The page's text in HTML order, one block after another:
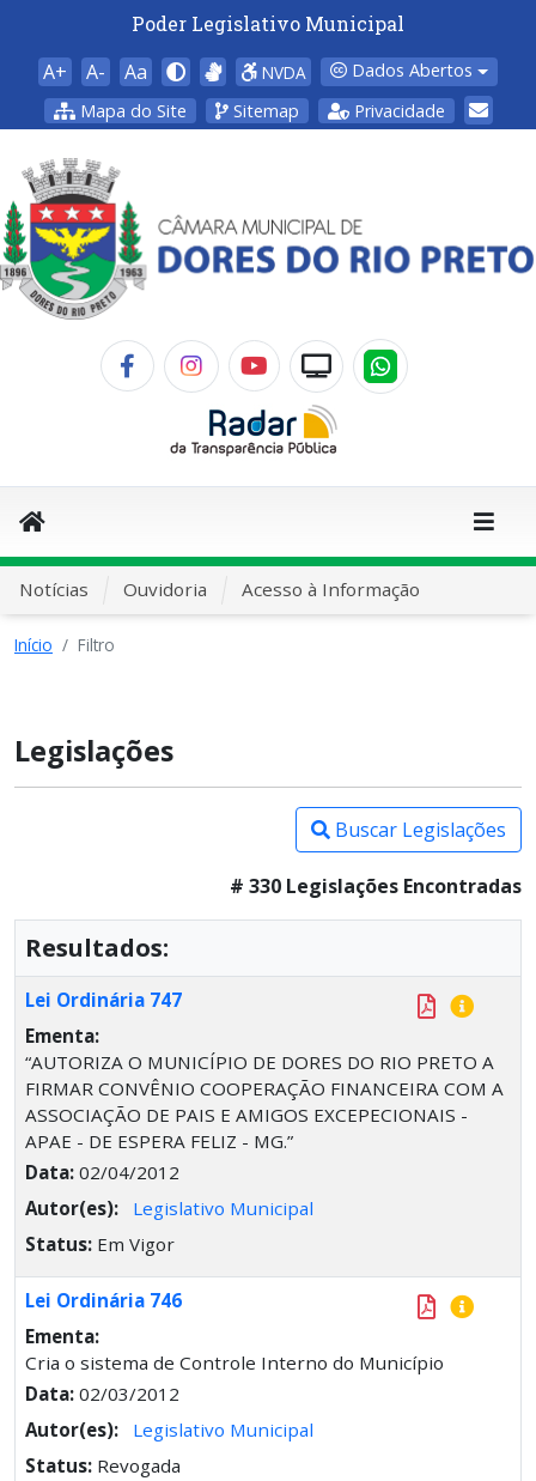
Poder Legislativo Municipal
A+ A- Aa NVDA
Dados Abertos
Mapa do Site
Sitemap Privacidade
Notícias Ouvidoria Acesso à Informação
Início Filtro
Legislações
Buscar Legislações
# 330 Legislações Encontradas
Resultados:
Lei Ordinária 747
Ementa:
“AUTORIZA O MUNICÍPIO DE DORES DO RIO PRETO A
FIRMAR CONVÊNIO COOPERAÇÃO FINANCEIRA COM A
ASSOCIAÇÃO DE PAIS E AMIGOS EXCEPECIONAIS -
APAE - DE ESPERA FELIZ - MG.”
Data: 02/04/2012
Autor(es):
Legislativo Municipal
Status: Em Vigor
Lei Ordinária 746
Ementa:
Cria o sistema de Controle Interno do Município
Data: 02/03/2012
Autor(es):
Legislativo Municipal
Status: Revogada